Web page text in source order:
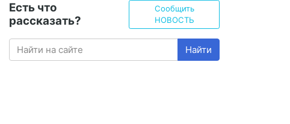
Есть что
рассказать?
Сообщить
НОВОСТЬ
Найти